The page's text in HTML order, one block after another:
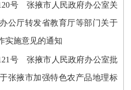
号 张掖市人民政府办公室关
公厅转发省教育厅等部门关于
实施意见的通知
号 张掖市人民政府办公室批
张掖市加强特色农产品地理标